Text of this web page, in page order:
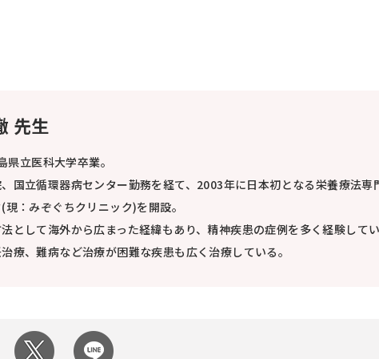
先生
立医科大学卒業。
国立循環器病センター勤務を経て、2003年に日本初となる栄養療法専
：みぞぐちクリニック)を開設。
として海外から広まった経緯もあり、精神疾患の症例を多く経験して
療、難病など治療が困難な疾患も広く治療している。